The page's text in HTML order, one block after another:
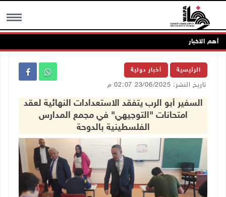
MENU أهم الاخبار
الرئيسية أخبار دولية
تاريخ النشر: 23/06/2025 02:07 م
السفير أبو الرب يتفقد الاستعدادات النهائية لعقد
امتحانات "التوجيهي" في مجمع المدارس
الفلسطينية بالدوحة